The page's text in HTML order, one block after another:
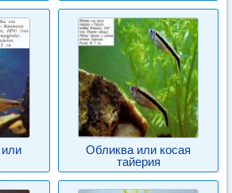
Обликва или косая
тайерия